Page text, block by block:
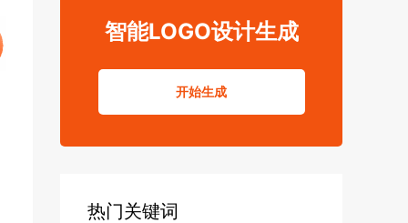
智能LOGO设计生成
开始生成
热门关键词